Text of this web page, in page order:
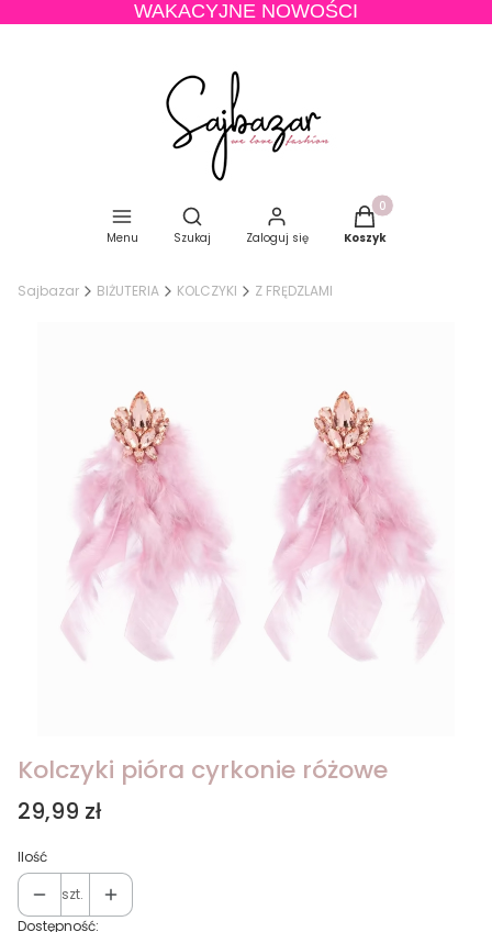
WAKACYJNE NOWOŚCI
Menu
Otwórz wyszukiwarkę
Szukaj Zaloguj się
Produkty w
Koszyk
Sajbazar BIŻUTERIA KOLCZYKI Z FRĘDZLAMI
Kolczyki pióra cyrkonie różowe
Cena
29,99 zł
Ilość
szt.
Dostępność: